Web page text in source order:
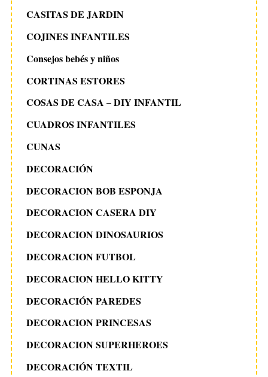
CASITAS DE JARDIN
COJINES INFANTILES
Consejos bebés y niños
CORTINAS ESTORES
COSAS DE CASA – DIY INFANTIL
CUADROS INFANTILES
CUNAS
DECORACIÓN
DECORACION BOB ESPONJA
DECORACION CASERA DIY
DECORACION DINOSAURIOS
DECORACION FUTBOL
DECORACION HELLO KITTY
DECORACIÓN PAREDES
DECORACION PRINCESAS
DECORACION SUPERHEROES
DECORACIÓN TEXTIL